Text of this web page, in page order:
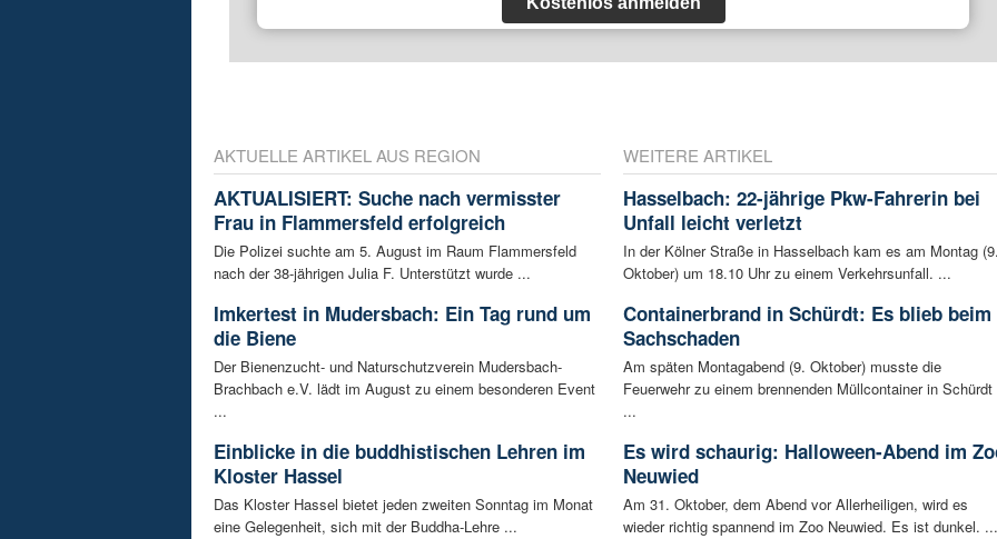
AKTUELLE ARTIKEL AUS REGION
AKTUALISIERT: Suche nach vermisster
Frau in Flammersfeld erfolgreich
Die Polizei suchte am 5. August im Raum Flammersfeld
nach der 38-jährigen Julia F. Unterstützt wurde ...
Imkertest in Mudersbach: Ein Tag rund um
die Biene
Der Bienenzucht- und Naturschutzverein Mudersbach-
Brachbach e.V. lädt im August zu einem besonderen Event
...
Einblicke in die buddhistischen Lehren im
Kloster Hassel
Das Kloster Hassel bietet jeden zweiten Sonntag im Monat
eine Gelegenheit, sich mit der Buddha-Lehre ...
WEITERE ARTIKEL
Hasselbach: 22-jährige Pkw-Fahrerin bei
Unfall leicht verletzt
In der Kölner Straße in Hasselbach kam es am Montag
Oktober) um 18.10 Uhr zu einem Verkehrsunfall. ...
Containerbrand in Schürdt: Es blieb beim
Sachschaden
Am späten Montagabend (9. Oktober) musste die
Feuerwehr zu einem brennenden Müllcontainer in Schürdt
...
Es wird schaurig: Halloween-Abend im
Neuwied
Am 31. Oktober, dem Abend vor Allerheiligen, wird es
wieder richtig spannend im Zoo Neuwied. Es ist dunkel. ...